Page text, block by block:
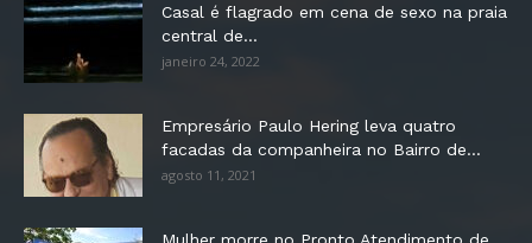
Casal é flagrado em cena de sexo na praia
central de...
janeiro 24, 2022
Empresário Paulo Hering leva quatro
facadas da companheira no Bairro de...
agosto 11, 2021